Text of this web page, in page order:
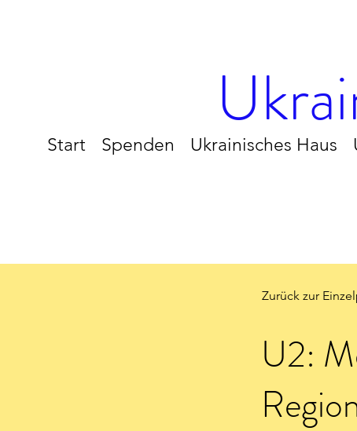
Start Spenden Ukrainisches Haus
Zurück zur
U2: